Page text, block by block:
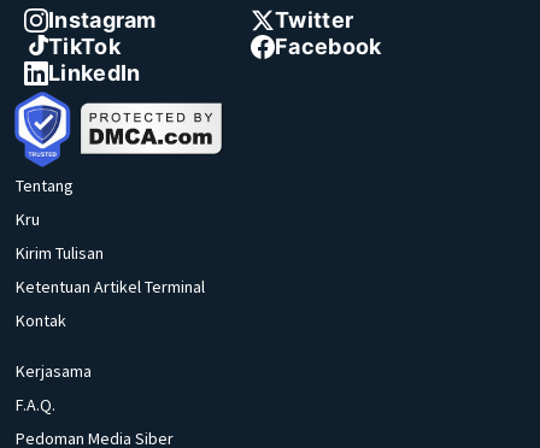
Instagram
Twitter
TikTok
Facebook
LinkedIn
Tentang
Kru
Kirim Tulisan
Ketentuan Artikel Terminal
Kontak
Kerjasama
F.A.Q.
Pedoman Media Siber